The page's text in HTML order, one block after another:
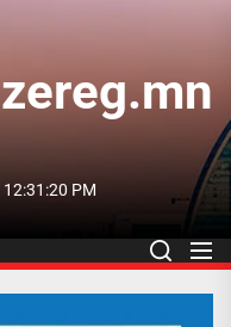
zereg.mn
12:31:21 PM